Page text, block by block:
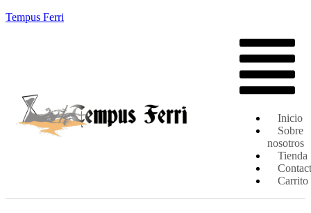
Tempus Ferri
Inicio
Sobre
nosotros
Tienda
Carrito